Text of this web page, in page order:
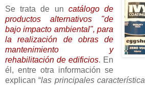
Se trata de un catálogo de
productos alternativos "de
bajo impacto ambiental", para
la realización de obras de
mantenimiento y
rehabilitación de edificios. En
él, entre otra información se
explican “las principales